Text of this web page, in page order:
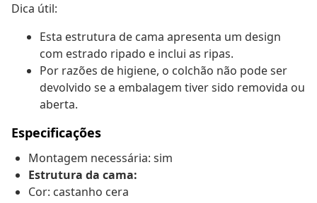
Dica útil:
Esta estrutura de cama apresenta um design
com estrado ripado e inclui as ripas.
Por razões de higiene, o colchão não pode ser
devolvido se a embalagem tiver sido removida ou
aberta.
Especificações
Montagem necessária: sim
Estrutura da cama:
Cor: castanho cera